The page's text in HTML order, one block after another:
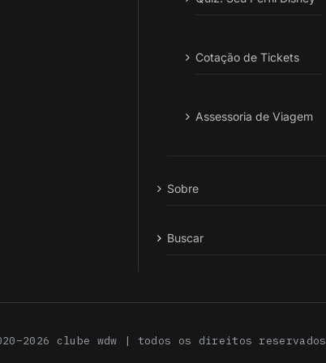
Cotação de Tickets
Assessoria de Viagem
Sobre
Buscar
clube wdw | todos os direitos reservados